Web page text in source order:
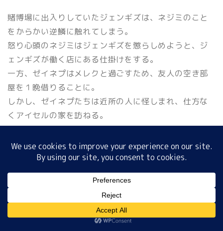
賭博場に出入りしていたジェンギズは、ネジミのこと
をからかい逆鱗に触れてしまう。
怒り心頭のネジミはジェンギズを懲らしめようと、ジ
ェンギズが働く店にある仕掛けをする。
一方、ゼイネプはメレクと過ごすため、友人の空き部
屋を１晩借りることに。
しかし、ゼイネプたちは近所の人に怪しまれ、仕方な
くアイセルの家を訪ねる。
ドラマ「Mother」第69話＞2022年11月16日放送分
【第69話】hulu
プロフィール サイトマップ
ホーム
プロフィール
サイトマップ